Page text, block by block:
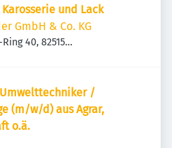
und Lack
GmbH & Co. KG
40, 82515
/
(m/w/d) aus Agrar,
o.ä.